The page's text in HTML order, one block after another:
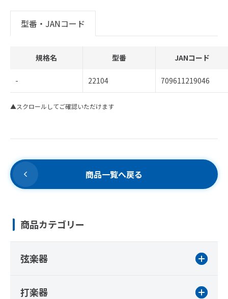
型番・JANコード
規格名 型番 JANコード
- 22104 709611219046
▲スクロールしてご確認いただけます
商品一覧へ戻る
商品カテゴリー
弦楽器
打楽器